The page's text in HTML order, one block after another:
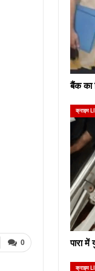
0
बैंक का
क्राइम
पारा
क्राइम